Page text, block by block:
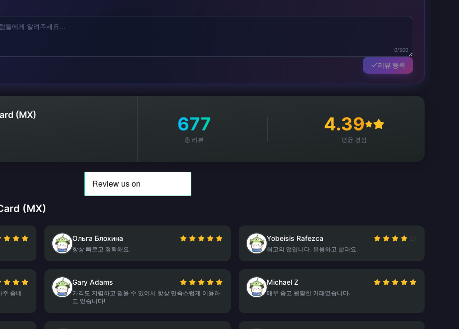
0/500
리뷰 등록
(MX) 677
총 리뷰
4.39
평균 평점
(MX)
Ольга Блохина
항상 빠르고 정확해요.
Yobeisis Rafezca
최고의 앱입니다. 유용하고 빨라요.
주 좋네
Gary Adams
가격도 저렴하고 믿을 수 있어서 항상 만족스럽게 이용하
고 있습니다!
Michael Z
매우 좋고 원활한 거래였습니다.